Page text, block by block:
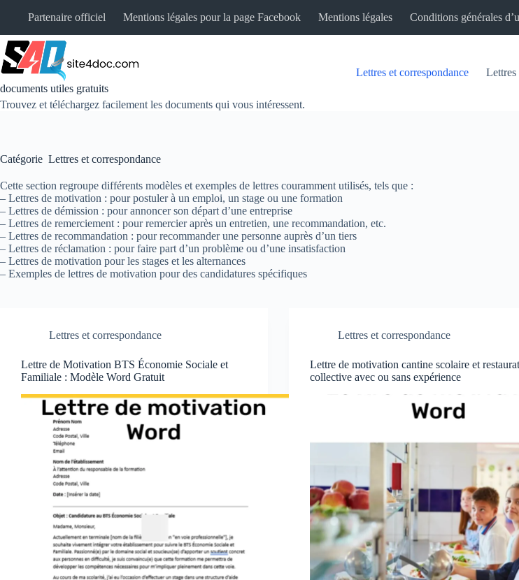
Partenaire officiel Mentions légales pour la page Facebook Mentions légales Conditions générales
documents utiles gratuits
Trouvez et téléchargez facilement les documents qui vous intéressent.
Lettres et correspondance Lettres
Catégorie Lettres et correspondance
Cette section regroupe différents modèles et exemples de lettres couramment utilisés, tels que :
– Lettres de motivation : pour postuler à un emploi, un stage ou une formation
– Lettres de démission : pour annoncer son départ d’une entreprise
– Lettres de remerciement : pour remercier après un entretien, une recommandation, etc.
– Lettres de recommandation : pour recommander une personne auprès d’un tiers
– Lettres de réclamation : pour faire part d’un problème ou d’une insatisfaction
– Lettres de motivation pour les stages et les alternances
– Exemples de lettres de motivation pour des candidatures spécifiques
Lettres et correspondance
Lettre de Motivation BTS Économie Sociale et
Familiale : Modèle Word Gratuit
Lettres et correspondance
Lettre de motivation cantine scolaire et
collective avec ou sans expérience